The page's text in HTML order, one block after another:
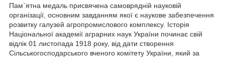
Пам`ятна медаль присвячена самоврядній науковій
організації, основним завданням якої є наукове забезпечення
розвитку галузей агропромислового комплексу. Історія
Національної академії аграрних наук України починає свій
відлік 01 листопада 1918 року, від дати створення
Сільськогосподарського вченого комітету України, який за